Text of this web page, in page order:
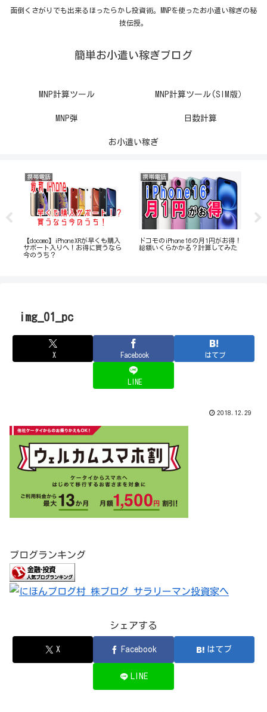
面倒くさがりでも出来るほったらかし投資術。MNPを使ったお小遣い稼ぎの秘
技伝授。
簡単お小遣い稼ぎブログ
MNP計算ツール MNP計算ツール(SIM版）
MNP弾 日数計算
お小遣い稼ぎ
携帯電話
【docomo】iPhoneXRが早くも購入
サポート入りへ！お得に買うなら
今のうち？
携帯電話
ドコモのiPhone16の月1円がお得！
総額いくらかかる？計算してみた
img_01_pc
X Facebook はてブ
LINE
2018.12.29
ブログランキング
シェアする
X Facebook はてブ
LINE